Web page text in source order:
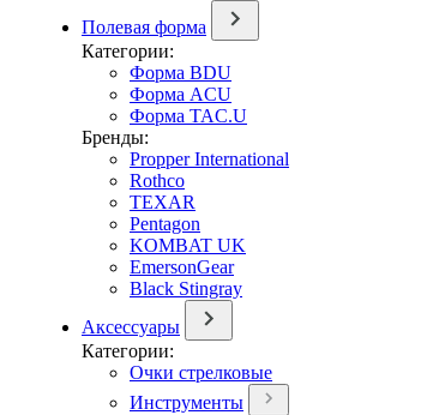
Полевая форма
Категории:
Форма BDU
Форма ACU
Форма TAC.U
Бренды:
Propper International
Rothco
TEXAR
Pentagon
KOMBAT UK
EmersonGear
Black Stingray
Аксессуары
Категории:
Очки стрелковые
Инструменты